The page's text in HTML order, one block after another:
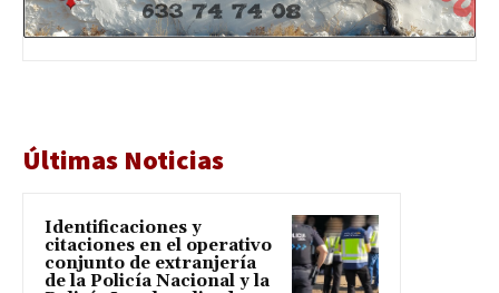
Últimas Noticias
Identificaciones y
citaciones en el operativo
conjunto de extranjería
de la Policía Nacional y la